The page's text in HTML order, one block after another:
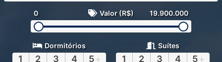
0 Valor (R$) 19.900.000
Dormitórios
1 2 3 4 5+
Suítes
1 2 3 4 5+